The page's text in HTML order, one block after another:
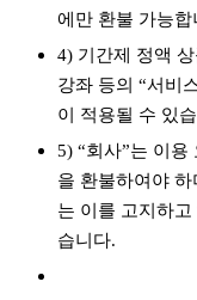
에만 환불 가능합
4) 기간제 정액
강좌 등의 “서비
이 적용될 수 있
5) “회사”는 이용
을 환불하여야
는 이를 고지하
습니다.